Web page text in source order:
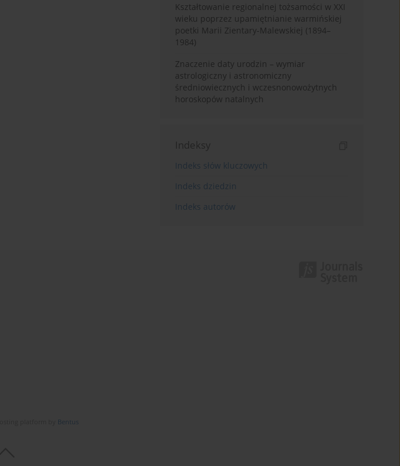
Kształtowanie regionalnej tożsamości w XXI
wieku poprzez upamiętnianie warmińskiej
poetki Marii Zientary-Malewskiej (1894–
1984)
Znaczenie daty urodzin – wymiar
astrologiczny i astronomiczny
średniowiecznych i wczesnonowożytnych
horoskopów natalnych
Indeksy
Indeks słów kluczowych
Indeks dziedzin
Indeks autorów
Bentus